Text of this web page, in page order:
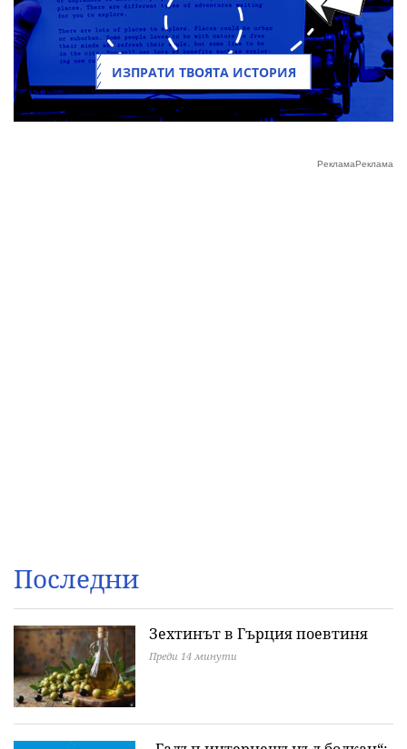
ИЗПРАТИ ТВОЯТА ИСТОРИЯ
Последни
Зехтинът в Гърция поевтиня
Преди 14 минути